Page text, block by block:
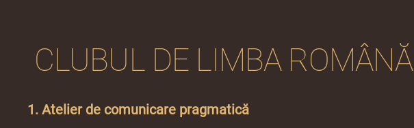
CLUBUL DE LIMBA ROMÂNĂ
1. Atelier de comunicare pragmatică